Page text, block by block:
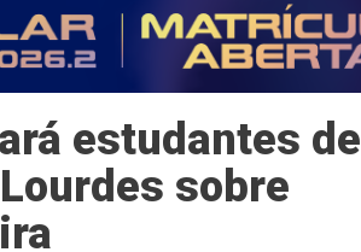
estudantes de
sobre